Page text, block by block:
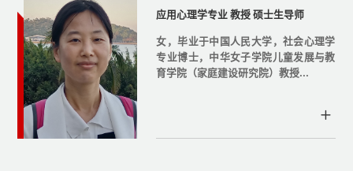
应用心理学专业 教授 硕士生导师
女，毕业于中国人民大学，社会心理学
专业博士，中华女子学院儿童发展与教
育学院（家庭建设研究院）教授...